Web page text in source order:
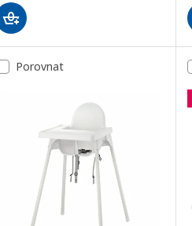
Porovnat